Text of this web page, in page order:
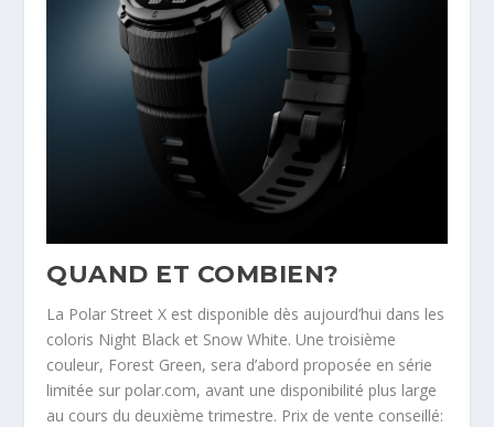
QUAND ET COMBIEN?
La Polar Street X est disponible dès aujourd’hui dans les
coloris Night Black et Snow White. Une troisième
couleur, Forest Green, sera d’abord proposée en série
limitée sur polar.com, avant une disponibilité plus large
au cours du deuxième trimestre. Prix de vente conseillé: